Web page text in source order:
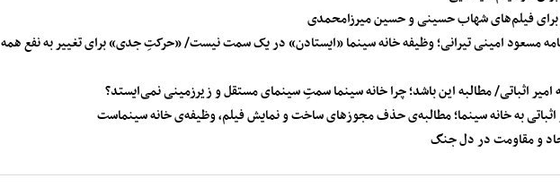
برای فیلم‌های شهاب حسینی و حسین میرزامحمدی
نامه مسعود امینی تیرانی؛ وظیفه خانه سینما «ایستادن» در یک سمت نیست/ «حرکتِ جدی» برای تغییر به نفع همه
امیر اثباتی/ مطالبه این باشد؛ چرا خانه سینما سمتِ سینمای مستقل و زیرزمینی نمی‌ایستد؟
اثباتی به خانه سینما؛ مطالبه‌ی حذف مجوزهای ساخت و نمایش فیلم، وظیفه‌ی خانه سینماست
و مقاومت در دل جنگ